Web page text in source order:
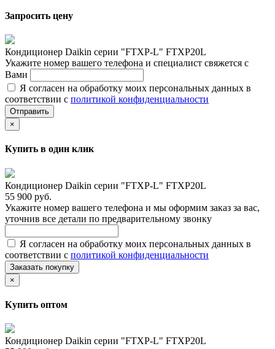
Запросить цену
Кондиционер Daikin серии "FTXP-L" FTXP20L
Укажите номер вашего телефона и специалист свяжется с
Вами
Я согласен на обработку моих персональных данных в
соответствии с политикой конфиденциальности
Отправить
×
Купить в один клик
Кондиционер Daikin серии "FTXP-L" FTXP20L
55 900 руб.
Укажите номер вашего телефона и мы оформим заказ за вас,
уточнив все детали по предварительному звонку
Я согласен на обработку моих персональных данных в
соответствии с политикой конфиденциальности
Заказать покупку
×
Купить оптом
Кондиционер Daikin серии "FTXP-L" FTXP20L